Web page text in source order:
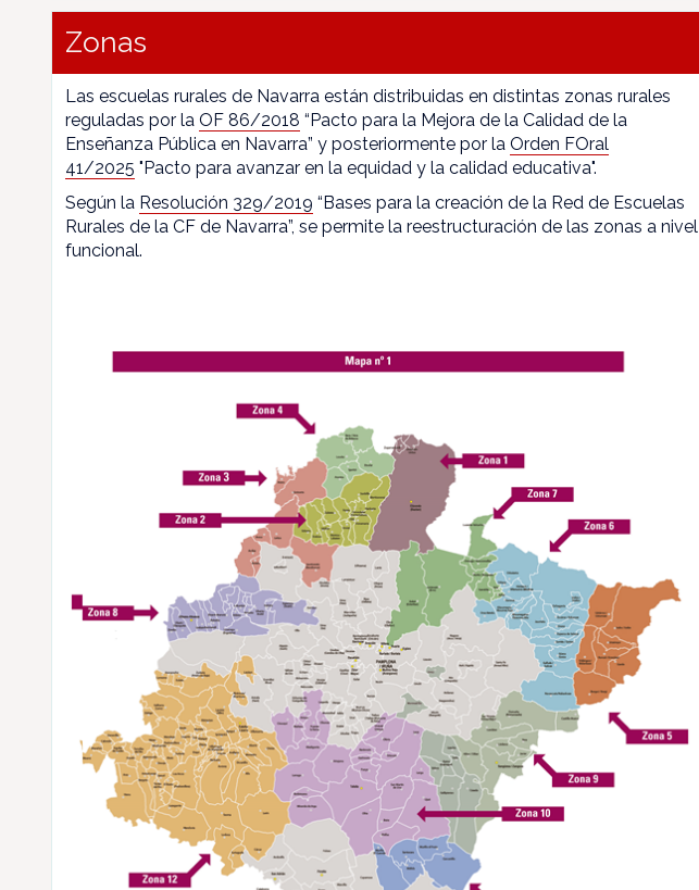
Zonas
Las escuelas rurales de Navarra están distribuidas en distintas zonas rurales
reguladas por la OF 86/2018 “Pacto para la Mejora de la Calidad de la
Enseñanza Pública en Navarra” y posteriormente por la Orden FOral
41/2025 "Pacto para avanzar en la equidad y la calidad educativa".
Según la Resolución 329/2019 “Bases para la creación de la Red de Escuelas
Rurales de la CF de Navarra”, se permite la reestructuración de las zonas a nivel
funcional.